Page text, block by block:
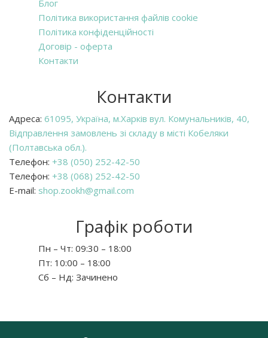
Блог
Політика використання файлів cookie
Політика конфіденційності
Договір - оферта
Контакти
Контакти
Адреса: 61095, Україна, м.Харків вул. Комунальників, 40,
Відправлення замовлень зі складу в місті Кобеляки
(Полтавська обл.).
Телефон: +38 (050) 252-42-50
Телефон: +38 (068) 252-42-50
E-mail: shop.zookh@gmail.com
Графік роботи
Пн – Чт: 09:30 – 18:00
Пт: 10:00 – 18:00
Сб – Нд: Зачинено